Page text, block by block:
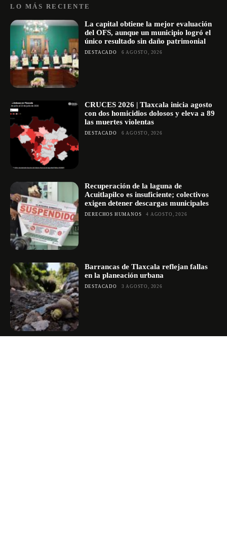
LO MÁS RECIENTE
La capital obtiene la mejor evaluación
del OFS, aunque un municipio logró el
único resultado sin daño patrimonial
DESTACADO 6 AGOSTO, 2026
CRUCES 2026 | Tlaxcala inicia agosto
con dos homicidios dolosos y eleva a 89
las muertes violentas
DESTACADO 6 AGOSTO, 2026
Recuperación de la laguna de
Acuitlapilco es insuficiente; colectivos
exigen detener descargas municipales
DERECHOS HUMANOS 4 AGOSTO, 2026
Barrancas de Tlaxcala reflejan fallas
en la planeación urbana
DESTACADO 3 AGOSTO, 2026